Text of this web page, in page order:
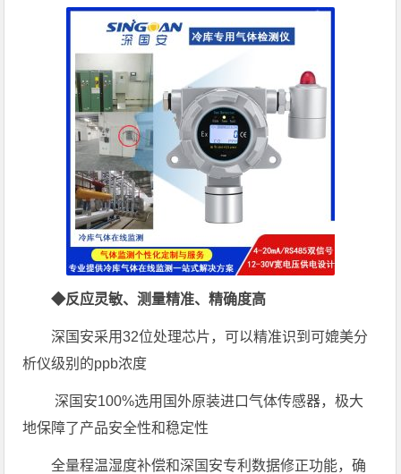
◆反应灵敏、测量精准、精确度高
深国安采用32位处理芯片，可以精准识到可媲美分
析仪级别的ppb浓度
深国安100%选用国外原装进口气体传感器，极大
地保障了产品安全性和稳定性
全量程温湿度补偿和深国安专利数据修正功能，确